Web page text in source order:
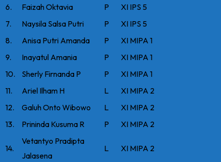
6.
Faizah Oktavia P
XI IPS 5
7.
Naysila Salsa Putri P
XI IPS 5
8.
Anisa Putri Amanda P
XI MIPA 1
9.
Inayatul Amania P
XI MIPA 1
10.
Sherly Firnanda P P
XI MIPA 1
11.
Ariel Ilham H L
XI MIPA 2
12.
Galuh Onto Wibowo L
XI MIPA 2
13.
Prininda Kusuma R P XI MIPA 2
14.
Vetantyo Pradipta
Jalasena
L XI MIPA 2